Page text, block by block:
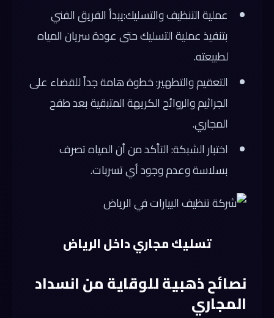
عملية التنظيف والتسليك:يبدأ الفريق الفني
بتنفيذ عملية التسليك حتى عودة سريان المياه
لطبيعته.
التعقيم والتطهير: خطوة هامة جداً للقضاء على
الجراثيم والروائح الكريهة المتبقية بعد طفح
المجاري.
اختبار الشبكة: التأكد من أن المياه تصرف
بسلاسة وعدم وجود أي تسربات.
تسليك مجاري داخل الرياض
نصائح ذهبية للوقاية من انسداد
المجاري